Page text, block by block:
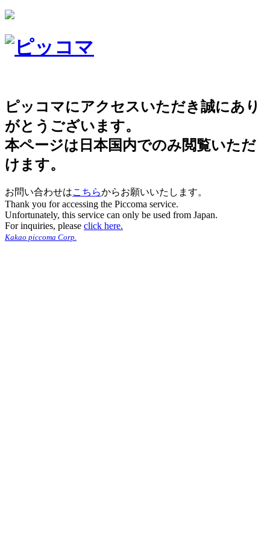
ピッコマにアクセスいただき誠にあり
がとうございます。
本ページは日本国内でのみ閲覧いただ
けます。
お問い合わせはこちらからお願いいたします。
Thank you for accessing the Piccoma service.
Unfortunately, this service can only be used from Japan.
For inquiries, please click here.
Kakao piccoma Corp.